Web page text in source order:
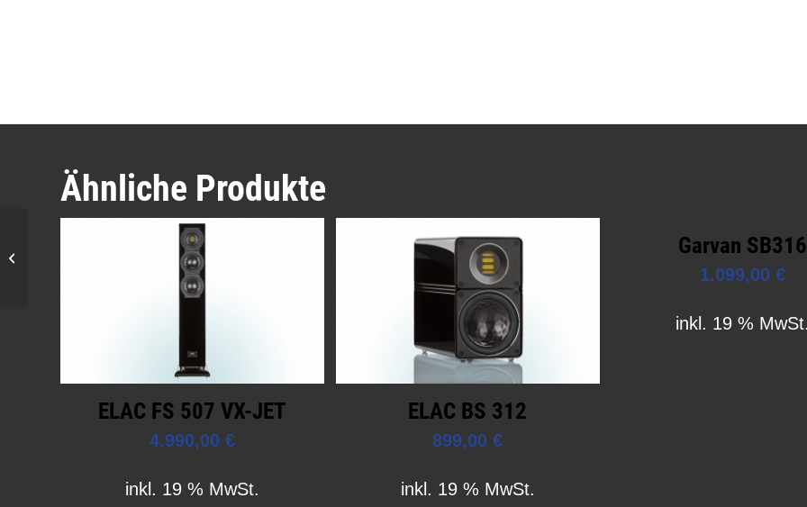
Ähnliche Produkte
ELAC FS 507 VX-JET
4.990,00€
inkl. 19 % MwSt.
ELAC BS 312
899,00€
inkl. 19 % MwSt.
Garvan SB316
1.099,00€
inkl. 19 %